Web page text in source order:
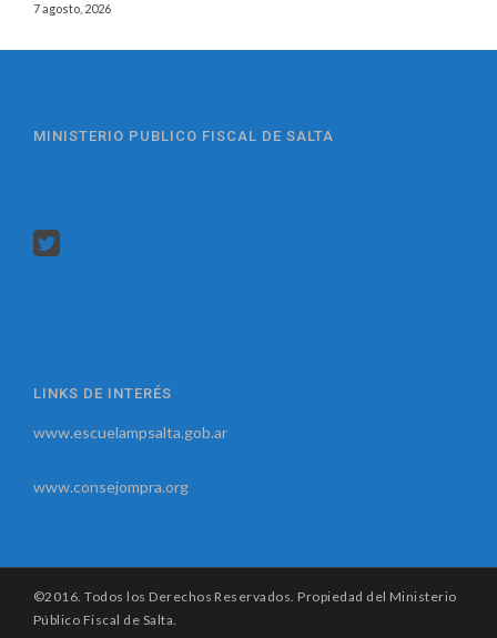
7 agosto, 2026
MINISTERIO PUBLICO FISCAL DE SALTA
LINKS DE INTERÉS
www.escuelampsalta.gob.ar
www.consejompra.org
©2016. Todos los Derechos Reservados. Propiedad del Ministerio
Público Fiscal de Salta.